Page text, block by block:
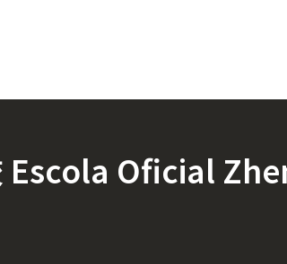
Escola Oficial